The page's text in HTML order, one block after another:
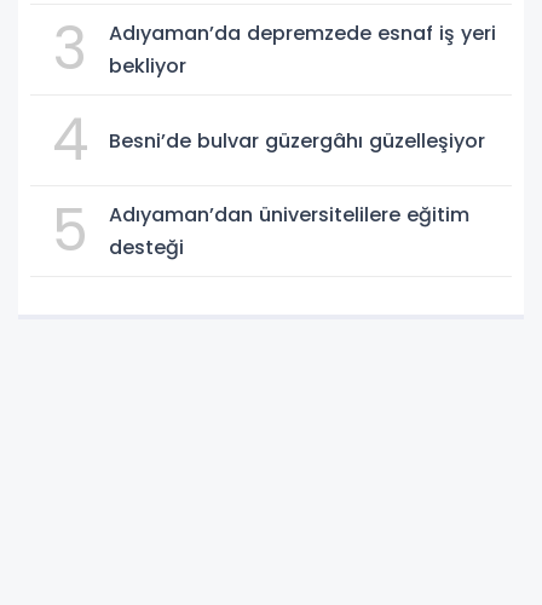
3
Adıyaman’da depremzede esnaf iş yeri
bekliyor
4 Besni’de bulvar güzergâhı güzelleşiyor
5
Adıyaman’dan üniversitelilere eğitim
desteği